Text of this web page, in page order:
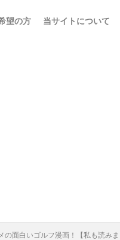
望の方 当サイトについて
面白いゴルフ漫画！【私も読みま